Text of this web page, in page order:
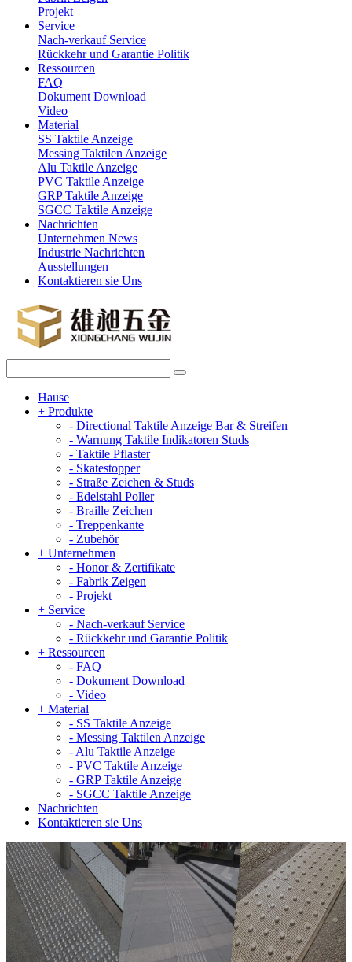
Projekt
Service
Nach-verkauf Service
Rückkehr und Garantie Politik
Ressourcen
FAQ
Dokument Download
Video
Material
SS Taktile Anzeige
Messing Taktilen Anzeige
Alu Taktile Anzeige
PVC Taktile Anzeige
GRP Taktile Anzeige
SGCC Taktile Anzeige
Nachrichten
Unternehmen News
Industrie Nachrichten
Ausstellungen
Kontaktieren sie Uns
Hause
+ Produkte
- Directional Taktile Anzeige Bar & Streifen
- Warnung Taktile Indikatoren Studs
- Taktile Pflaster
- Skatestopper
- Straße Zeichen & Studs
- Edelstahl Poller
- Braille Zeichen
- Treppenkante
- Zubehör
+ Unternehmen
- Honor & Zertifikate
- Fabrik Zeigen
- Projekt
+ Service
- Nach-verkauf Service
- Rückkehr und Garantie Politik
+ Ressourcen
- FAQ
- Dokument Download
- Video
+ Material
- SS Taktile Anzeige
- Messing Taktilen Anzeige
- Alu Taktile Anzeige
- PVC Taktile Anzeige
- GRP Taktile Anzeige
- SGCC Taktile Anzeige
Nachrichten
Kontaktieren sie Uns